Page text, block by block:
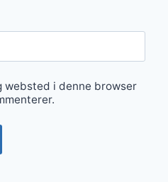
websted i denne browser